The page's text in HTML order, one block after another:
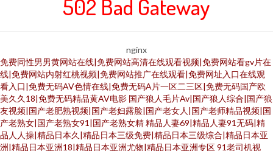
502 Bad Gateway
nginx
免费同性男男黄网站在线|免费网站高清在线观看视频|免费网站看gv片在
线|免费网站内射红桃视频|免费网站推广在线观看|免费网址入口在线观
看入口|免费无码AV色情在线|免费无码A片一区二三区|免费无码国产欧
美久久18|免费无码精品黄AV电影 国产狼人毛片Av|国产狼人综合|国产狼
友视频|国产老肥熟视频|国产老妇露脸|国产老女人|国产老师精品视频|国
产老熟女|国产老熟女91|国产老熟女精精品人妻69|精品人妻91无码|精
品人人操|精品日本久|精品日本三级免费|精品日本三级综合|精品日本亚
洲|精品日本亚洲18|精品日本亚洲尤物|精品日本亚洲专区91老司机视